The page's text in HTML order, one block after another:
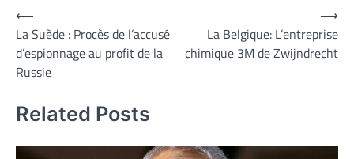
Navigation
de
l’article
⟵
La Suède : Procès de l’accusé
d’espionnage au profit de la
Russie
La Belgique: L’entreprise
chimique 3M de Zwijndrecht
⟶
Related Posts